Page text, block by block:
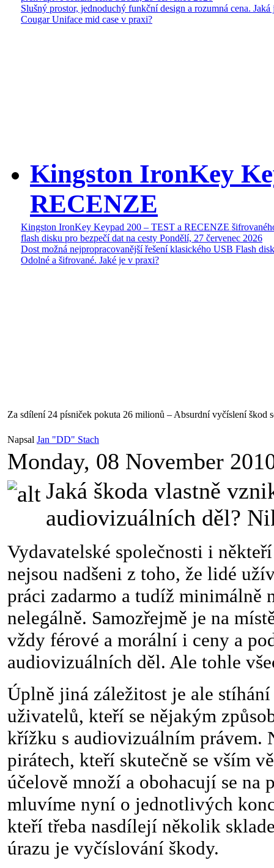
Slušný prostor, jednoduchý funkční design a rozumná cena. Jaká
Cougar Uniface mid case v praxi?
Kingston IronKey
RECENZE
Kingston IronKey Keypad 200 – TEST a RECENZE
flash disku pro bezpečí dat na cesty Pondělí, 27 červenec 2026
Dost možná nejpropracovanější řešení klasického USB Flash
Odolné a šifrované. Jaké je v praxi?
Za sdílení 24 písniček pokuta 26 milionů – Absurdní vyčíslení škod
Napsal Jan "DD" Stach
Monday, 08 November
Jaká škoda vlastně
audiovizuálních děl?
Vydavatelské společnosti i
nejsou nadšeni z toho, že lidé
práci zadarmo a tudíž minimálně
nelegálně. Samozřejmě je na
vždy férové a morální i ceny a
audiovizuálních děl. Ale tohle
Úplně jiná záležitost je ale
uživatelů, kteří se nějakým
křížku s audiovizuálním právem.
pirátech, kteří skutečně se vším
účelově množí a obohacují se na
mluvíme nyní o jednotlivých
kteří třeba nasdílejí několik
úrazu je vyčíslování škody.